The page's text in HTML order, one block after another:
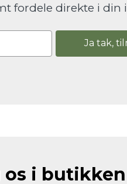
fordele direkte i din
Ja tak,
os i butikken